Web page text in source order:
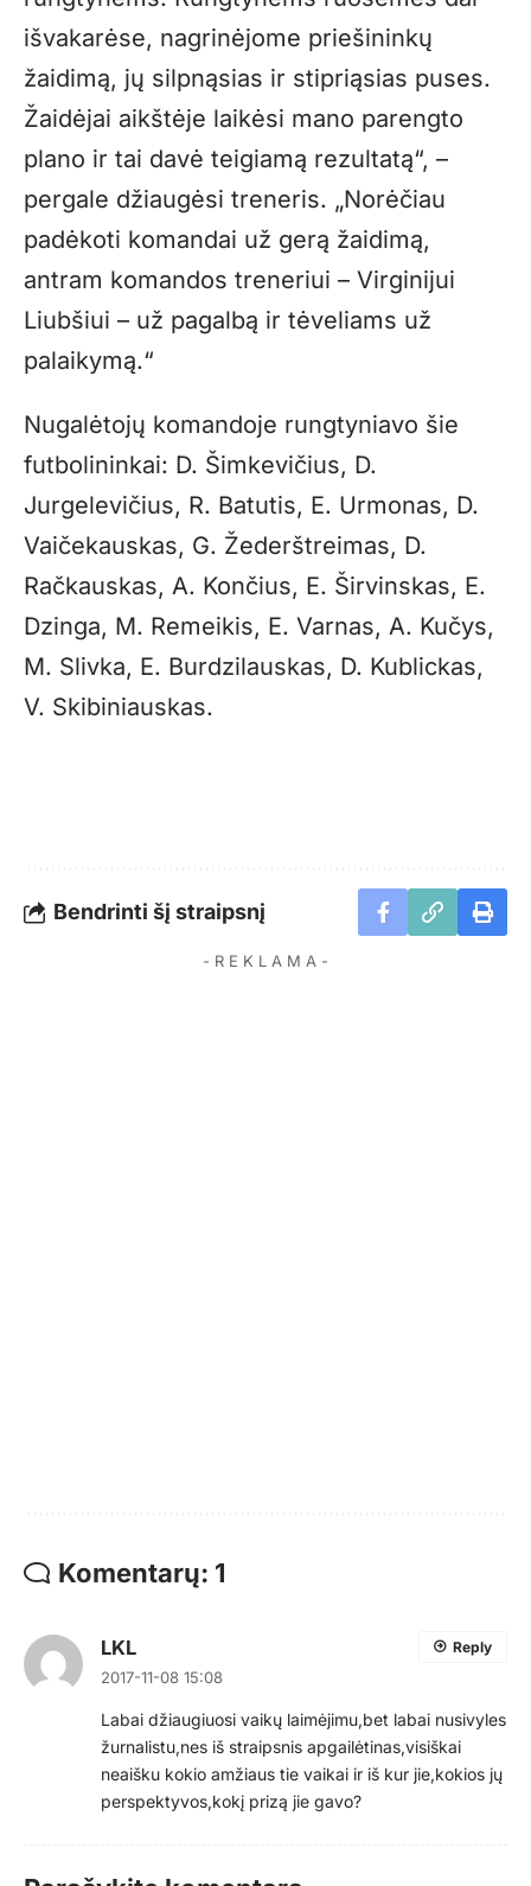
išvakarėse, nagrinėjome priešininkų
žaidimą, jų silpnąsias ir stipriąsias puses.
Žaidėjai aikštėje laikėsi mano parengto
plano ir tai davė teigiamą rezultatą“, –
pergale džiaugėsi treneris. „Norėčiau
padėkoti komandai už gerą žaidimą,
antram komandos treneriui – Virginijui
Liubšiui – už pagalbą ir tėveliams už
palaikymą.“
Nugalėtojų komandoje rungtyniavo šie
futbolininkai: D. Šimkevičius, D.
Jurgelevičius, R. Batutis, E. Urmonas, D.
Vaičekauskas, G. Žederštreimas, D.
Račkauskas, A. Končius, E. Širvinskas, E.
Dzinga, M. Remeikis, E. Varnas, A. Kučys,
M. Slivka, E. Burdzilauskas, D. Kublickas,
V. Skibiniauskas.
Bendrinti šį straipsnį
- R E K L A M A -
Komentarų: 1
LKL
2017-11-08 15:08
Labai džiaugiuosi vaikų laimėjimu,bet labai nusivyles
žurnalistu,nes iš straipsnis apgailėtinas,visiškai
neaišku kokio amžiaus tie vaikai ir iš kur jie,kokios jų
perspektyvos,kokį prizą jie gavo?
Reply